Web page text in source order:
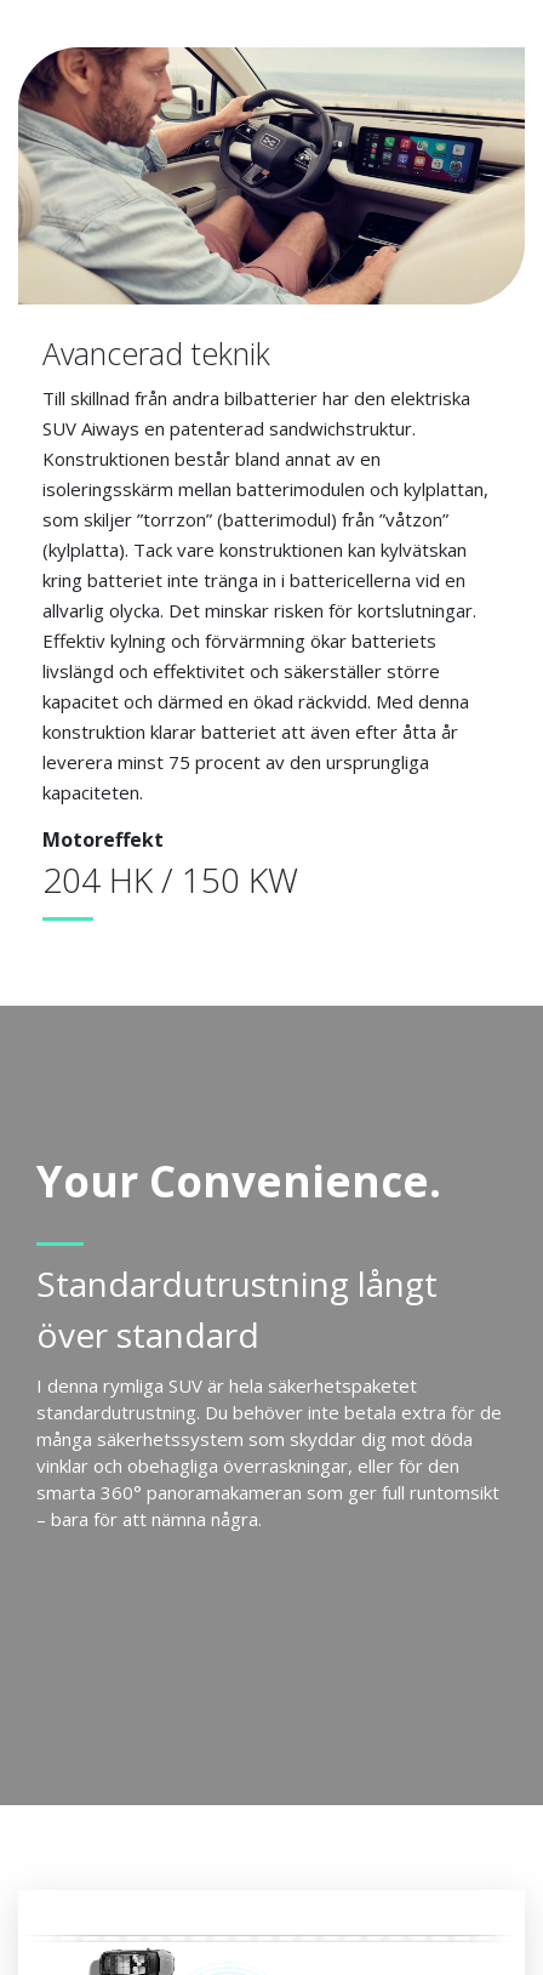
Avancerad teknik
Till skillnad från andra bilbatterier har den elektriska
SUV Aiways en patenterad sandwichstruktur.
Konstruktionen består bland annat av en
isoleringsskärm mellan batterimodulen och kylplattan,
som skiljer ”torrzon” (batterimodul) från ”våtzon”
(kylplatta). Tack vare konstruktionen kan kylvätskan
kring batteriet inte tränga in i battericellerna vid en
allvarlig olycka. Det minskar risken för kortslutningar.
Effektiv kylning och förvärmning ökar batteriets
livslängd och effektivitet och säkerställer större
kapacitet och därmed en ökad räckvidd. Med denna
konstruktion klarar batteriet att även efter åtta år
leverera minst 75 procent av den ursprungliga
kapaciteten.
Motoreffekt
204 HK / 150 KW
Your Convenience.
Standardutrustning långt
över standard
I denna rymliga SUV är hela säkerhetspaketet
standardutrustning. Du behöver inte betala extra för de
många säkerhetssystem som skyddar dig mot döda
vinklar och obehagliga överraskningar, eller för den
smarta 360° panoramakameran som ger full runtomsikt
– bara för att nämna några.